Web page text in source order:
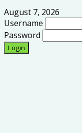
August 7, 2026
Username
Password